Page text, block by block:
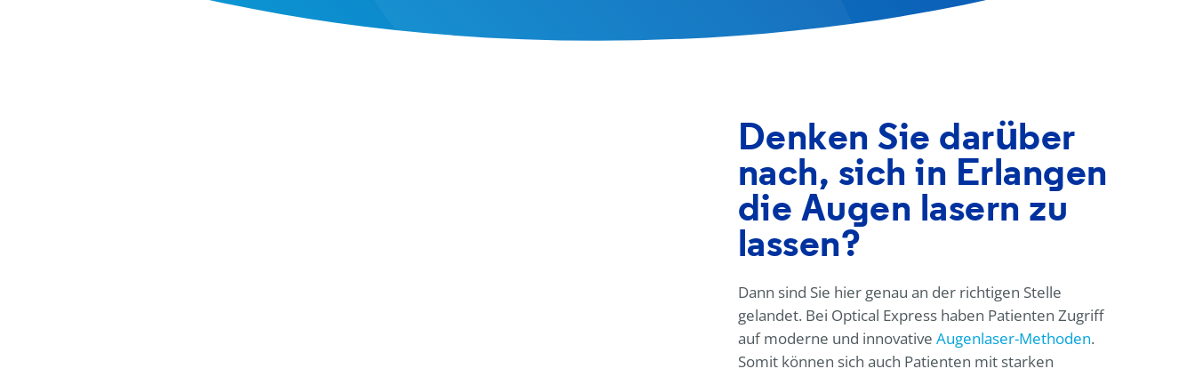
Denken Sie darüber
nach, sich in Erlangen
die Augen lasern zu
lassen?
Dann sind Sie hier genau an der richtigen Stelle
gelandet. Bei Optical Expresshaben Patienten Zugriff
auf moderne und innovative Augenlaser-Methoden.
Somit können sich auch Patienten mit starken